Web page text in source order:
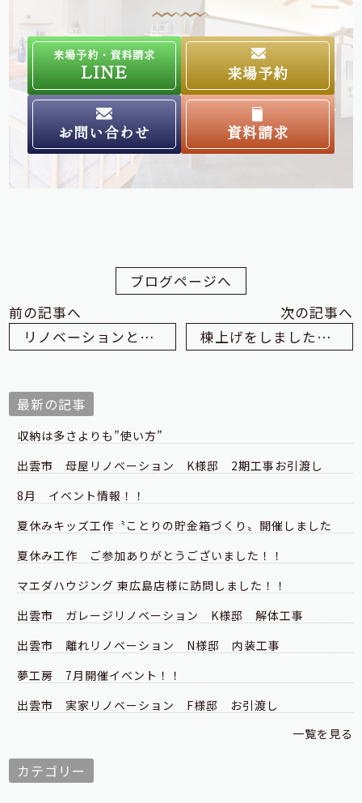
来場予約・資料請求
LINE 来場予約
お問い合わせ 資料請求
ブログページへ
前の記事へ
リノベーションとは！？
次の記事へ
棟上げをしました！ in 平田
最新の記事
収納は多さよりも”使い方”
出雲市 母屋リノベーション K様邸 2期工事お引渡し
8月 イベント情報！！
夏休みキッズ工作〝ことりの貯金箱づくり〟開催しました
夏休み工作 ご参加ありがとうございました！！
マエダハウジング 東広島店様に訪問しました！！
出雲市 ガレージリノベーション K様邸 解体工事
出雲市 離れリノベーション N様邸 内装工事
夢工房 7月開催イベント！！
出雲市 実家リノベーション F様邸 お引渡し
一覧を見る
カテゴリー